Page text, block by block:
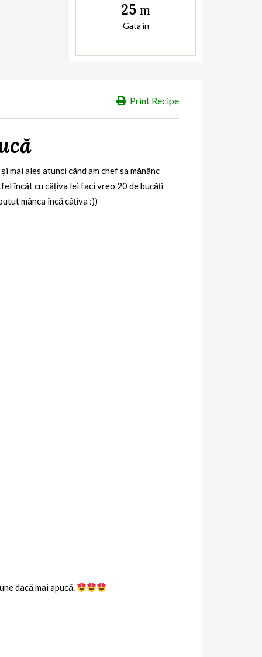
25 m
Gata in
Print Recipe
mai ales atunci când am chef sa mănânc
încât cu câțiva lei faci vreo 20 de bucăți
mânca încă câțiva :))
dacă mai apucă.